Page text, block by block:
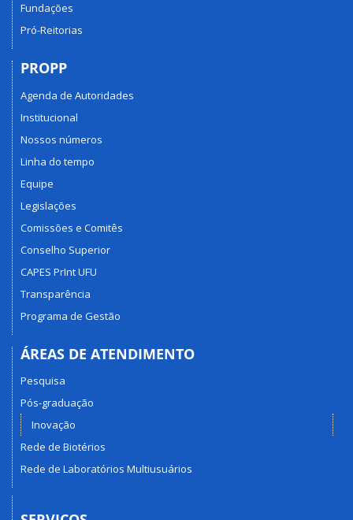
Fundações
Pró-Reitorias
PROPP
Agenda de Autoridades
Institucional
Nossos números
Linha do tempo
Equipe
Legislações
Comissões e Comitês
Conselho Superior
CAPES PrInt UFU
Transparência
Programa de Gestão
ÁREAS DE ATENDIMENTO
Pesquisa
Pós-graduação
Inovação
Rede de Biotérios
Rede de Laboratórios Multiusuários